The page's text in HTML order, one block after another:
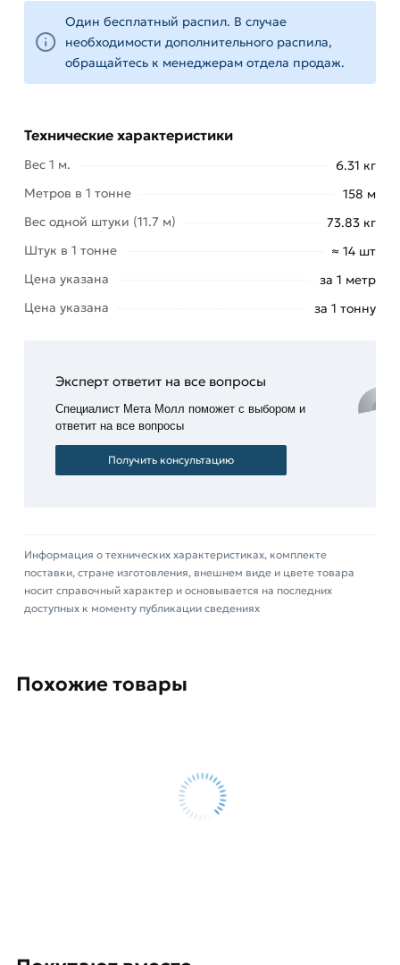
У нее есть несколько преимуществ: устойчивость
к коррозии, прочность на сжатие и изгиб,
орошее сцепление с затвердевшим раствором
Допускается армирование не только при
перекрытий, но и применение при возведении
опор и крупных каркасов в капитальном
строительстве.
Купить арматуру а3 рифленая оптом и в розницу
по низкой цене Вы можете на нашем сайте.
Доставка по Москве и Московской области
кнопку«Быстрый заказ». Также можете купить
позвонив по контактам указанным на сайте.
Условия доставки и цены на товар Арматура
рифленая А3 500С 32 мм из категории
согласования условий доставки или самовывоза.
Данний товар от производителя Северсталь
сертифицирован, соответствует всем
обязательно).
Один бесплатный распил. В случае
необходимости дополнительного распила,
обращайтесь к менеджерам отдела продаж.
Технические характеристики
Вес 1 м.
6.31 кг
Метров в 1 тонне
158 м
Вес одной штуки (11.7 м)
73.83 кг
Штук в 1 тонне
≈ 14 шт
Цена указана
за 1 метр
Цена указана
за 1 тонну
Эксперт ответит на все вопросы
Специалист Мета Молл поможет с выбором и
ответит на все вопросы
Получить консультацию
Информация о технических характеристиках, комплекте
поставки, стране изготовления, внешнем виде и цвете товара
носит справочный характер и основывается на последних
доступных к моменту публикации сведениях
Похожие товары